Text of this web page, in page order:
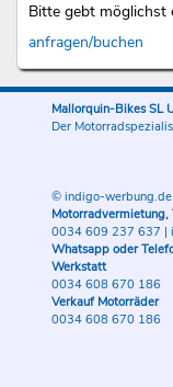
Bitte gebt möglichst
anfragen/buchen
Mallorquin-Bikes SL
Der
© indigo-werbung.de
Motorradvermietung,
0034 609 237 637 |
Whatsapp oder
Werkstatt
0034 608 670 186
Verkauf Motorräder
0034 608 670 186